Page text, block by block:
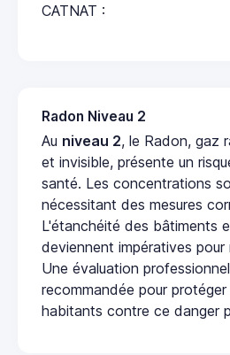
CATNAT :
Radon Niveau 2
Au niveau 2, le Radon, gaz
et invisible, présente un
santé. Les concentrations
nécessitant des mesures
L'étanchéité des bâtiments
deviennent impératives pour
Une évaluation
recommandée pour
habitants contre ce danger